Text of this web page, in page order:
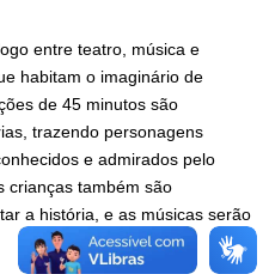
entre teatro, música e
habitam o imaginário de
de 45 minutos são
trazendo personagens
e admirados pelo
crianças também são
a história, e as músicas serão